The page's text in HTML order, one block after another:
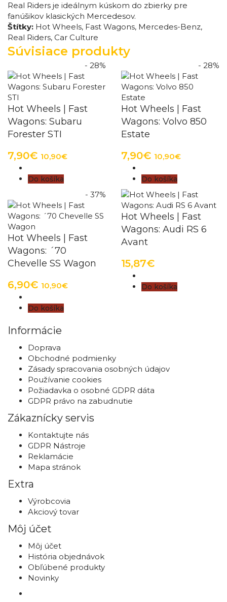
Real Riders je ideálnym kúskom do zbierky pre
fanúšikov klasických Mercedesov.
Štítky: Hot Wheels, Fast Wagons, Mercedes-Benz,
Real Riders, Car Culture
Súvisiace produkty
- 28%
Hot Wheels | Fast
Wagons: Subaru
Forester STI
7,90€ 10,90€
Do košíka
- 28%
Hot Wheels | Fast
Wagons: Volvo 850
Estate
7,90€ 10,90€
Do košíka
- 37%
Hot Wheels | Fast
Wagons: ´70
Chevelle SS Wagon
6,90€ 10,90€
Do košíka
Hot Wheels | Fast
Wagons: Audi RS 6
Avant
15,87€
Do košíka
Informácie
Doprava
Obchodné podmienky
Zásady spracovania osobných údajov
Používanie cookies
Požiadavka o osobné GDPR dáta
GDPR právo na zabudnutie
Zákaznícky servis
Kontaktujte nás
GDPR Nástroje
Reklamácie
Mapa stránok
Extra
Výrobcovia
Akciový tovar
Môj účet
Môj účet
História objednávok
Obľúbené produkty
Novinky